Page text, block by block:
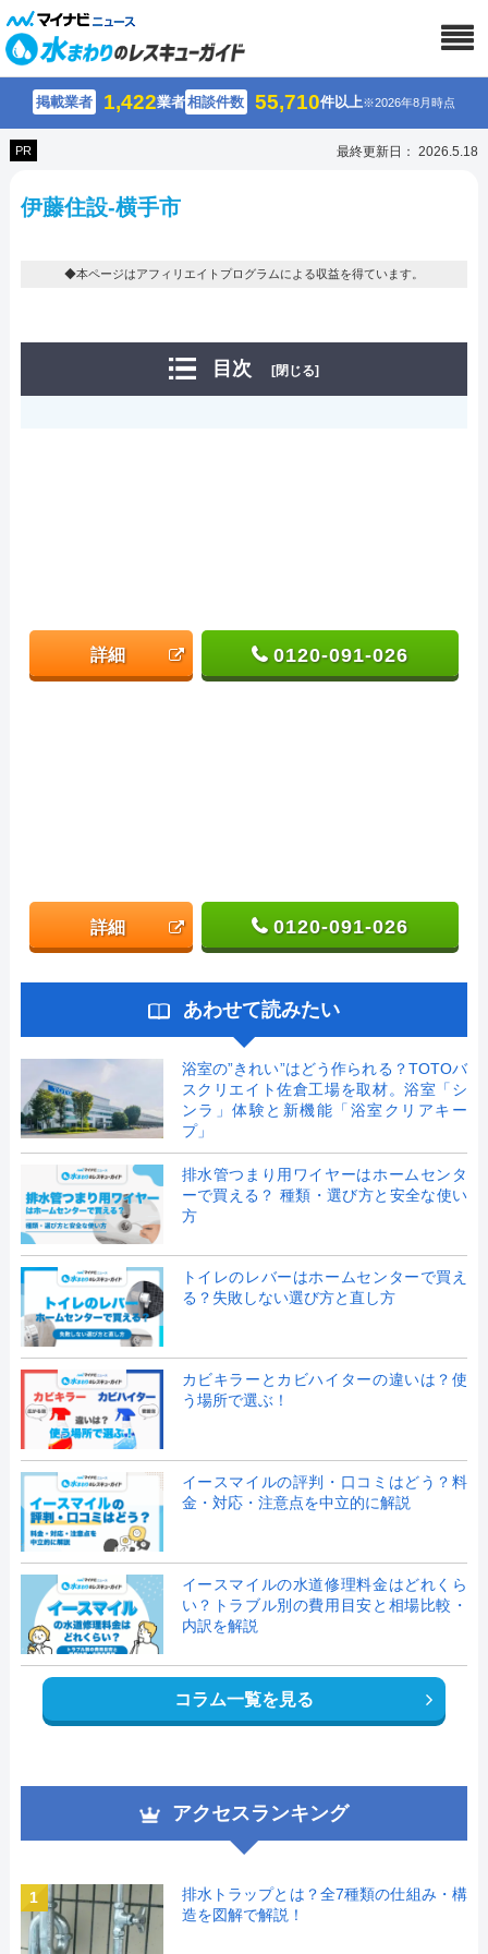
掲載業者 1,422業者相談件数 55,710件以上※2026年8月時点
PR 最終更新日： 2026.5.18
伊藤住設-横手市
◆本ページはアフィリエイトプログラムによる収益を得ています。
目次 [閉じる]
詳細 0120-091-026
詳細 0120-091-026
あわせて読みたい
浴室の”きれい”はどう作られる？TOTOバ
スクリエイト佐倉工場を取材。浴室「シ
ンラ」体験と新機能「浴室クリアキー
プ」
排水管つまり用ワイヤーはホームセンタ
ーで買える？ 種類・選び方と安全な使い
方
トイレのレバーはホームセンターで買え
る？失敗しない選び方と直し方
カビキラーとカビハイターの違いは？使
う場所で選ぶ！
イースマイルの評判・口コミはどう？料
金・対応・注意点を中立的に解説
イースマイルの水道修理料金はどれくら
い？トラブル別の費用目安と相場比較・
内訳を解説
コラム一覧を見る
アクセスランキング
1
排水トラップとは？全7種類の仕組み・構
造を図解で解説！